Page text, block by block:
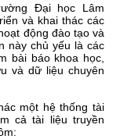
Đại học Lâm
và khai thác các
động đào tạo và
này chủ yếu là các
bài báo khoa học,
và dữ liệu chuyên
một hệ thống tài
cả tài liệu truyền